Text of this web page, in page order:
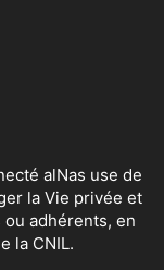
alNas use de
la Vie privée et
adhérents, en
la CNIL.